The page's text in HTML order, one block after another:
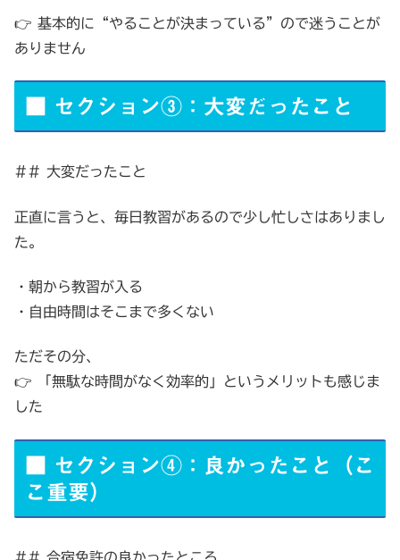
👉 基本的に“やることが決まっている”ので迷うことが
ありません
■ セクション③：大変だったこと
## 大変だったこと
正直に言うと、毎日教習があるので少し忙しさはありまし
た。
・朝から教習が入る
・自由時間はそこまで多くない
ただその分、
👉 「無駄な時間がなく効率的」というメリットも感じま
した
■ セクション④：良かったこと（こ
こ重要）